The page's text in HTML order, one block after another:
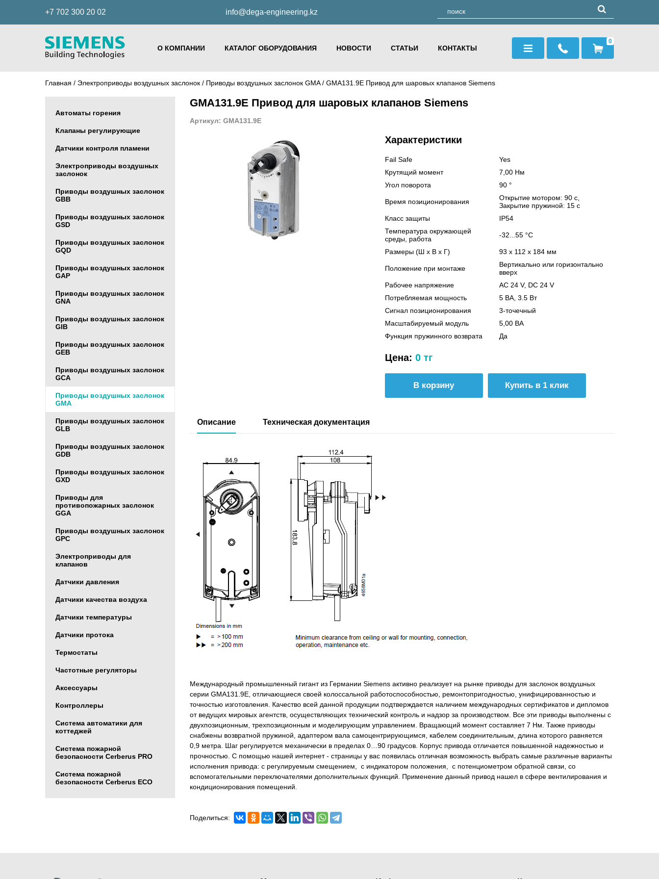
+7 702 300 20 02 info@dega-engineering.kz
О КОМПАНИИ КАТАЛОГ ОБОРУДОВАНИЯ НОВОСТИ СТАТЬИ КОНТАКТЫ
0
Главная / Электроприводы воздушных заслонок / Приводы воздушных заслонок GMA/ GMA131.9E Привод для шаровых клапанов Siemens
Автоматы горения
Клапаны регулирующие
Датчики контроля пламени
Электроприводы воздушных
заслонок
Приводы воздушных заслонок
GBB
Приводы воздушных заслонок
GSD
Приводы воздушных заслонок
GQD
Приводы воздушных заслонок
GAP
Приводы воздушных заслонок
GNA
Приводы воздушных заслонок
GIB
Приводы воздушных заслонок
GEB
Приводы воздушных заслонок
GCA
Приводы воздушных заслонок
GMA
Приводы воздушных заслонок
GLB
Приводы воздушных заслонок
GDB
Приводы воздушных заслонок
GXD
Приводы для
противопожарных заслонок
GGA
Приводы воздушных заслонок
GPC
Электроприводы для
клапанов
Датчики давления
Датчики качества воздуха
Датчики температуры
Датчики протока
Термостаты
Частотные регуляторы
Аксессуары
Контроллеры
Система автоматики для
коттеджей
Система пожарной
безопасности Cerberus PRO
Система пожарной
безопасности Cerberus ECO
GMA131.9E Привод для шаровых клапанов Siemens
Артикул: GMA131.9E
Характеристики
Fail Safe
Yes
Крутящий момент
7,00 Нм
Угол поворота
90 °
Время позиционирования
Открытие мотором: 90 с,
Закрытие пружиной: 15 с
Класс защиты
IP54
Температура окружающей
среды, работа
-32...55 °C
Размеры (Ш х В х Г) 93 x 112 x 184 мм
Положение при монтаже
Вертикально или горизонтально
вверх
Рабочее напряжение
AC 24 V, DC 24 V
Потребляемая мощность
5 ВА, 3.5 Вт
Сигнал позиционирования
3-точечный
Масштабируемый модуль
5,00 ВА
Функция пружинного возврата
Да
Цена: 0 тг
Купить в 1 клик
Описание Техническая документация
Международный промышленный гигант из Германии Siemens активно реализует на рынке приводы для заслонок воздушных
серии GMA131.9E, отличающиеся своей колоссальной работоспособностью, ремонтопригодностью, унифицированностью и
точностью изготовления. Качество всей данной продукции подтверждается наличием международных сертификатов и дипломов
от ведущих мировых агентств, осуществляющих технический контроль и надзор за производством. Все эти приводы выполнены с
двухпозиционным, трехпозиционным и моделирующим управлением. Вращающий момент составляет 7 Нм. Также приводы
снабжены возвратной пружиной, адаптером вала самоцентрирующимся, кабелем соединительным, длина которого равняется
0,9 метра. Шаг регулируется механически в пределах 0…90 градусов. Корпус привода отличается повышенной надежностью и
прочностью. С помощью нашей интернет - страницы у вас появилась отличная возможность выбрать самые различные варианты
исполнения привода: с регулируемым смещением, с индикатором положения, с потенциометром обратной связи, со
вспомогательными переключателями дополнительных функций. Применение данный привод нашел в сфере вентилирования и
кондиционирования помещений.
Поделиться: